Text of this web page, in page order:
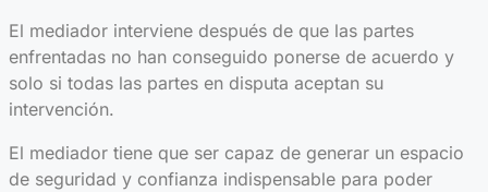
El mediador interviene después de que las partes
enfrentadas no han conseguido ponerse de acuerdo y
solo si todas las partes en disputa aceptan su
intervención.
El mediador tiene que ser capaz de generar un espacio
de seguridad y confianza indispensable para poder